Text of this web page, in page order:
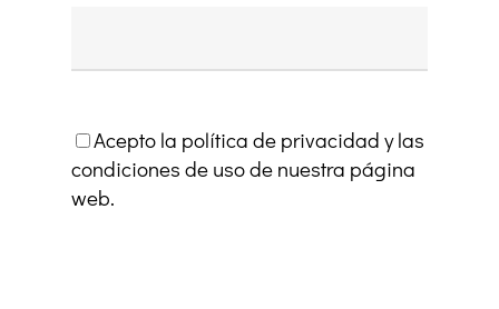
Acepto la política de privacidad y las
condiciones de uso de nuestra página
web.